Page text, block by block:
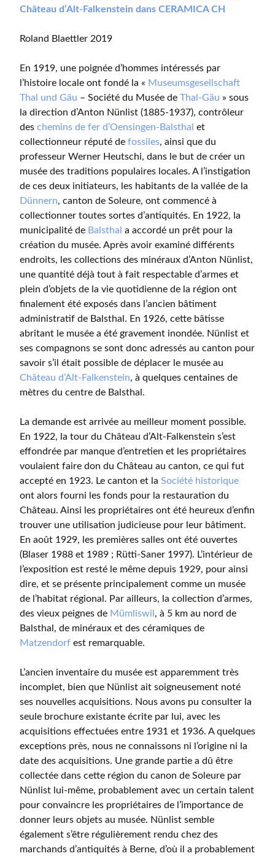
Château d’Alt-Falkenstein dans CERAMICA CH
Roland Blaettler 2019
En 1919, une poignée d’hommes intéressés par
l’histoire locale ont fondé la « Museumsgesellschaft
Thal und Gäu – Société du Musée de Thal-Gäu » sous
la direction d’Anton Nünlist (1885-1937), contrôleur
des chemins de fer d’Oensingen-Balsthal et
collectionneur réputé de fossiles, ainsi que du
professeur Werner Heutschi, dans le but de créer un
musée des traditions populaires locales. A l’instigation
de ces deux initiateurs, les habitants de la vallée de la
Dünnern, canton de Soleure, ont commencé à
collectionner toutes sortes d’antiquités. En 1922, la
municipalité de Balsthal a accordé un prêt pour la
création du musée. Après avoir examiné différents
endroits, les collections des minéraux d’Anton Nünlist,
une quantité déjà tout à fait respectable d’armes et
plein d’objets de la vie quotidienne de la région ont
finalement été exposés dans l’ancien bâtiment
administratif de Balsthal. En 1926, cette bâtisse
abritant le musée a été gravement inondée. Nünlist et
ses compagnons se sont donc adressés au canton pour
savoir s’il était possible de déplacer le musée au
Château d’Alt-Falkenstein, à quelques centaines de
mètres du centre de Balsthal.
La demande est arrivée au meilleur moment possible.
En 1922, la tour du Château d’Alt-Falkenstein s’est
effondrée par manque d’entretien et les propriétaires
voulaient faire don du Château au canton, ce qui fut
accepté en 1923. Le canton et la Société historique
ont alors fourni les fonds pour la restauration du
Château. Ainsi les propriétaires ont été heureux d’enfin
trouver une utilisation judicieuse pour leur bâtiment.
En août 1929, les premières salles ont été ouvertes
(Blaser 1988 et 1989 ; Rütti-Saner 1997). L’intérieur de
l’exposition est resté le même depuis 1929, pour ainsi
dire, et se présente principalement comme un musée
de l’habitat régional. Par ailleurs, la collection d’armes,
des vieux peignes de Mümliswil , à 5 km au nord de
Balsthal, de minéraux et des céramiques de
Matzendorf est remarquable.
L’ancien inventaire du musée est apparemment très
incomplet, bien que Nünlist ait soigneusement noté
ses nouvelles acquisitions. Nous avons pu consulter la
seule brochure existante écrite par lui, avec les
acquisitions effectuées entre 1931 et 1936. A quelques
exceptions près, nous ne connaissons ni l’origine ni la
date des acquisitions. Une grande partie a dû être
collectée dans cette région du canon de Soleure par
Nünlist lui-même, probablement avec un certain talent
pour convaincre les propriétaires de l’importance de
donner leurs objets au musée. Nünlist semble
également s’être régulièrement rendu chez des
marchands d’antiquités à Berne, d’où il a probablement